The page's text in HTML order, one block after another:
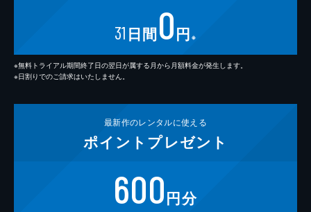
31 日間0円 ※
※無料トライアル期間終了日の翌日が属する月から月額料金が発生します。
※日割りでのご請求はいたしません。
最新作のレンタルに使える
ポイント プレゼント
600円分